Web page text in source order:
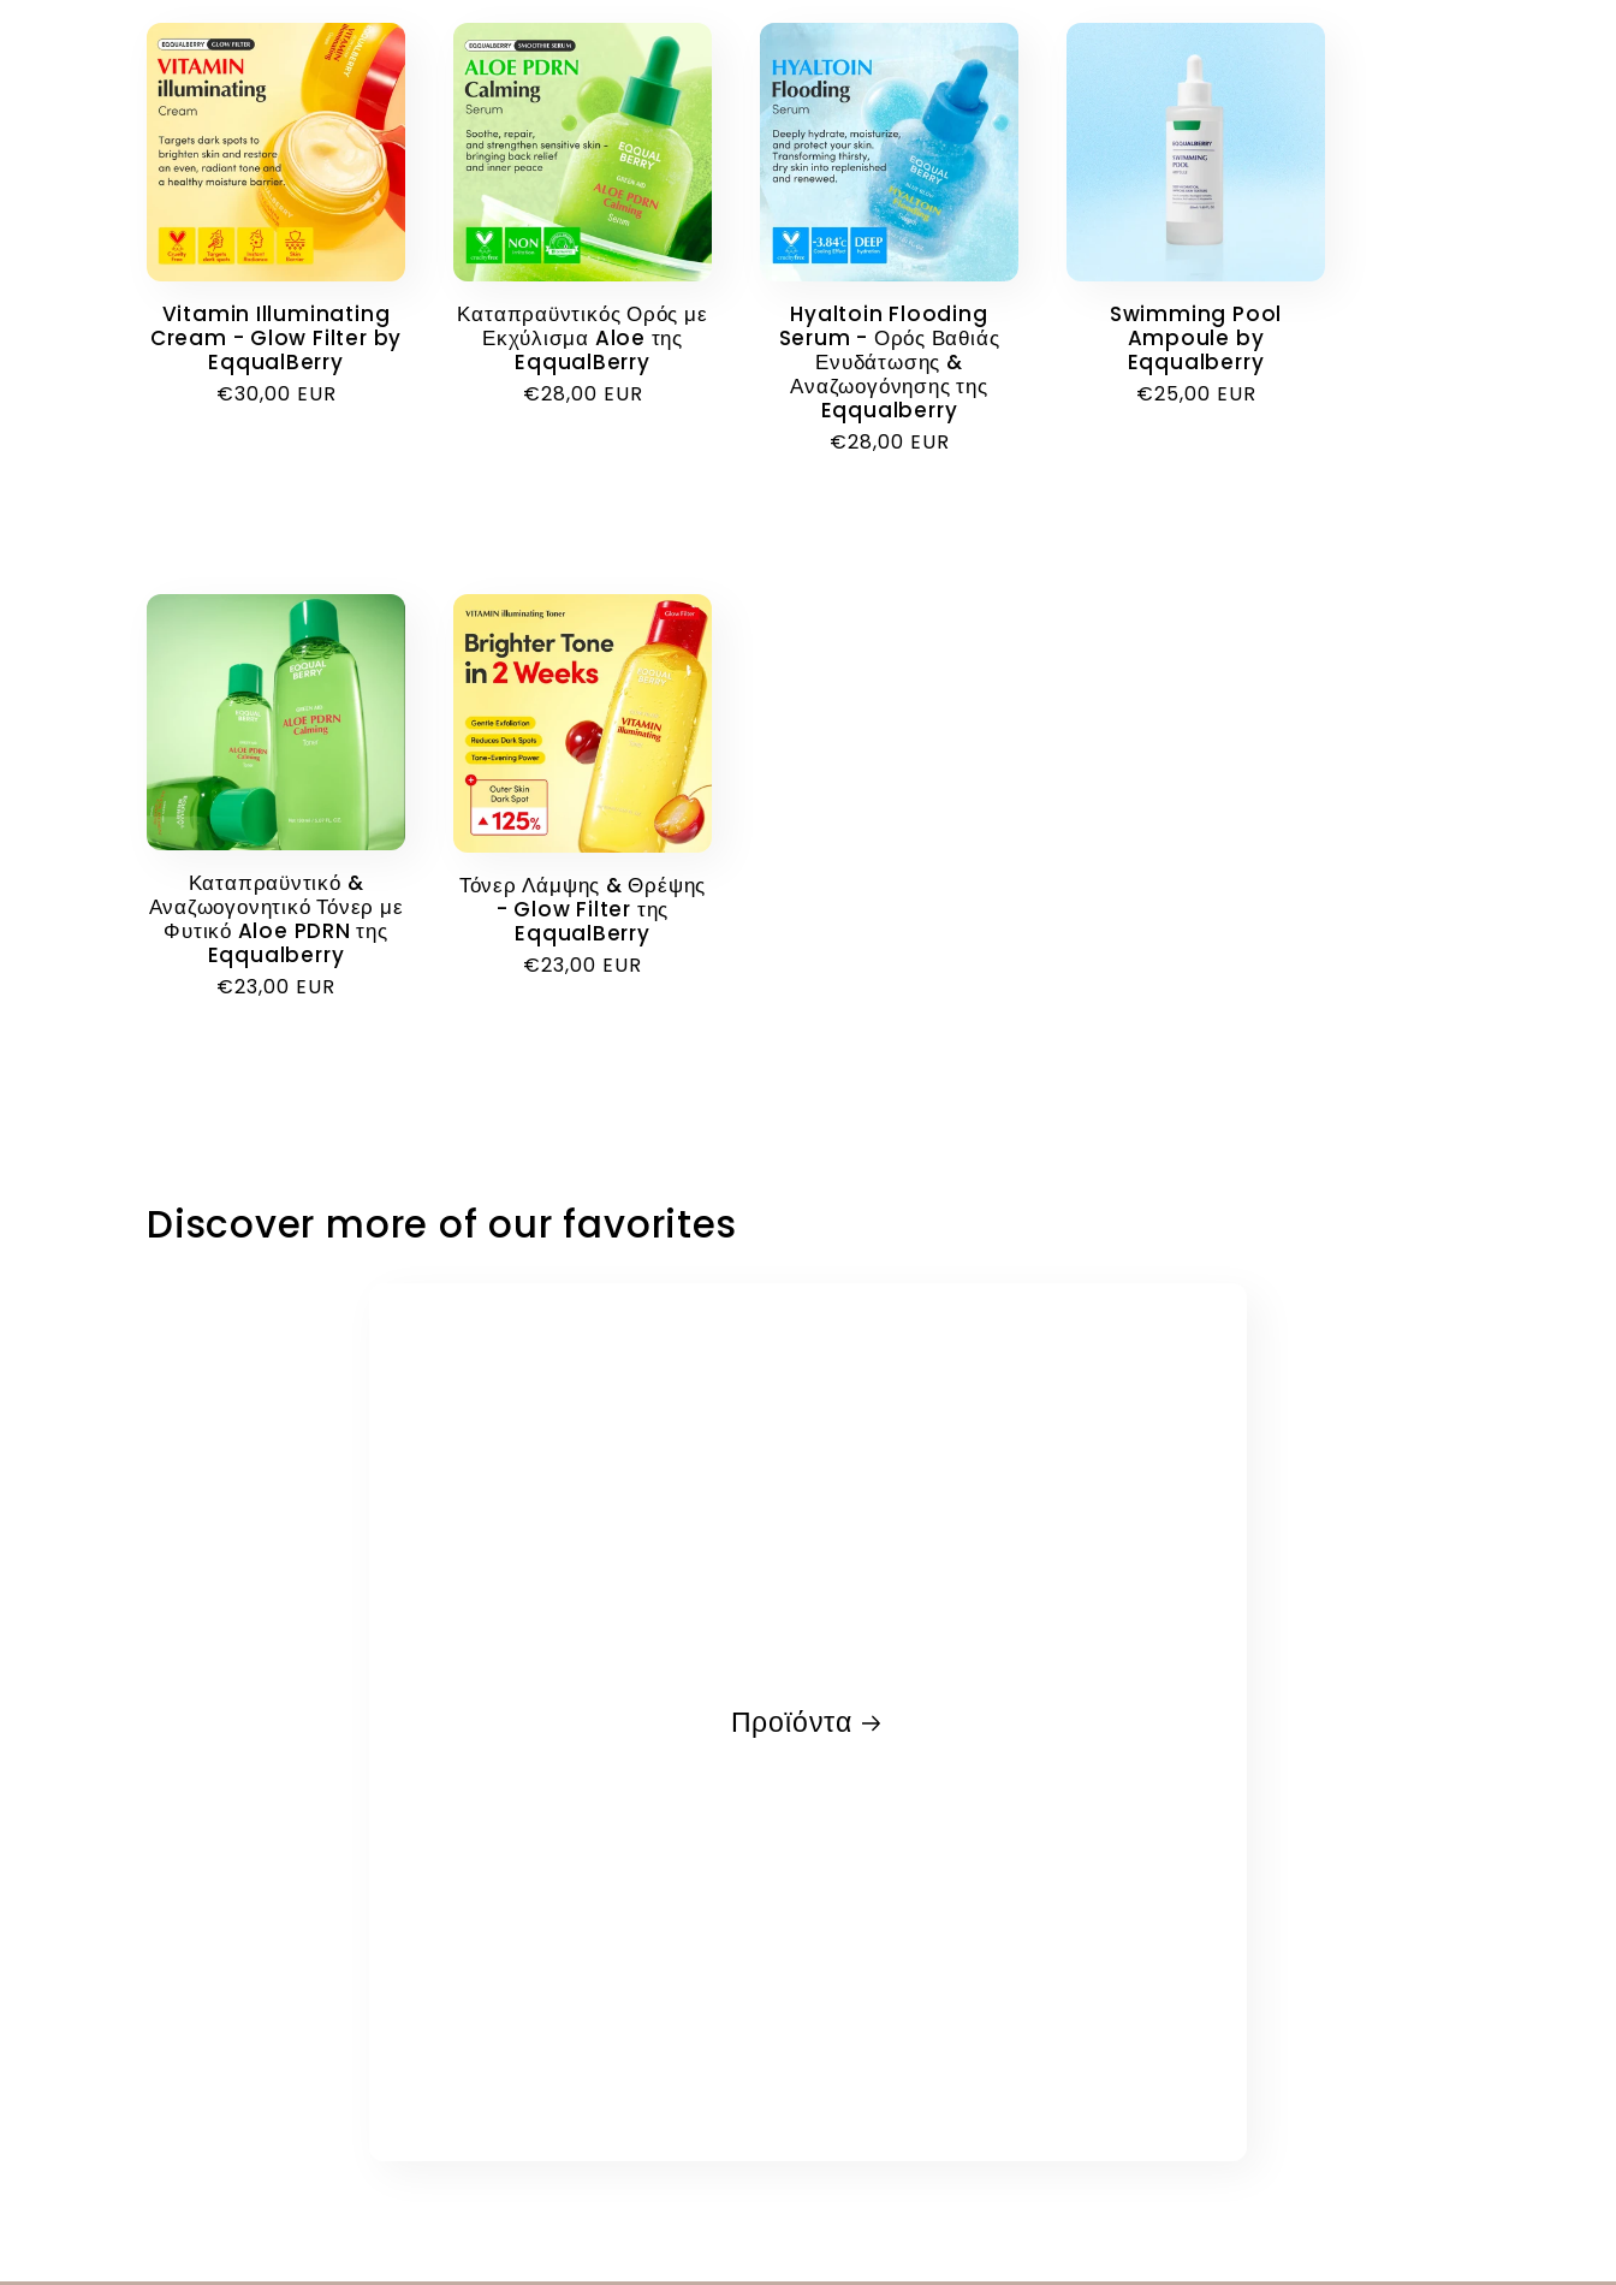
Vitamin Illuminating
Cream - Glow Filter by
EqqualBerry
Κανονική
€30,00 EUR
Καταπραϋντικός Ορός με
Εκχύλισμα Aloe της
EqqualBerry
Κανονική
€28,00 EUR
Hyaltoin Flooding
Serum - Ορός Βαθιάς
Ενυδάτωσης &
Αναζωογόνησης της
Eqqualberry
Κανονική
€28,00 EUR
Swimming Pool
Ampoule by
Eqqualberry
Κανονική
€25,00 EUR
Καταπραϋντικό &
Αναζωογονητικό Τόνερ με
Φυτικό Aloe PDRN της
Eqqualberry
Κανονική
€23,00 EUR
Τόνερ Λάμψης & Θρέψης
- Glow Filter της
EqqualBerry
Κανονική
€23,00 EUR
Discover more of our favorites
Προϊόντα